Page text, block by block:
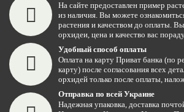
На сайте предоставлен пример
из наличия. Вы можете
растения и качеством до оплаты.
орхидеи, цена и качество вас
Удобный способ оплаты
Оплата на карту Приват банка (по
карту) после согласования всех
орхидей только после оплаты,
Отправка по всей Украине
Надежная упаковка, доставка